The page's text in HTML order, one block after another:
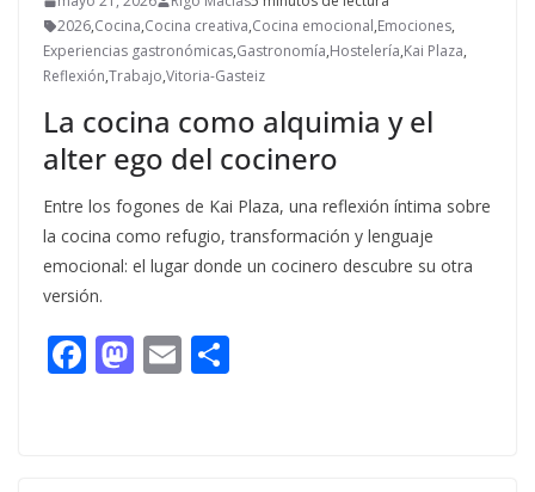
2026,Cocina,Cocina creativa,Cocina emocional,Emociones,
Experiencias gastronómicas,Gastronomía,Hostelería,Kai Plaza,
Reflexión,Trabajo,Vitoria-Gasteiz
La cocina como alquimia y el
alter ego del cocinero
Entre los fogones de Kai Plaza, una reflexión íntima sobre
la cocina como refugio, transformación y lenguaje
emocional: el lugar donde un cocinero descubre su otra
versión.
F M E